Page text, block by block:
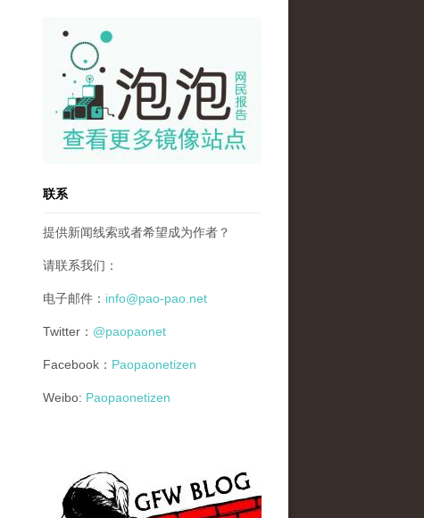
pao-pao-banner-mirror-site-120814.jpg
联系
提供新闻线索或者希望成为作者？
请联系我们：
电子邮件： info@pao-pao.net
Twitter： @paopaonet
Facebook： Paopaonetizen
Weibo: Paopaonetizen
gfw_blog_small.jpg